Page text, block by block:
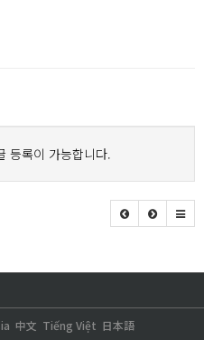
등록이 가능합니다.
日本語
Tiếng Việt
中文